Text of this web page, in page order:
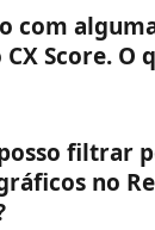
com
Score. O
filtrar
no